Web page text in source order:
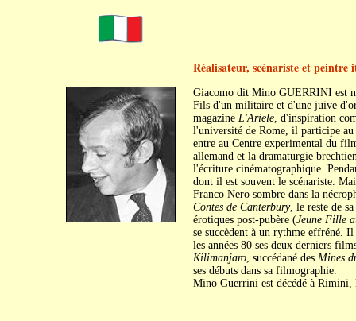
Réalisateur, scénariste et peintre
Giacomo dit Mino GUERRINI est
Fils d'un militaire et d'une juive
magazine L'Ariele, d'inspiration
l'université de Rome, il participe
entre au Centre experimental du
allemand et la dramaturgie
l'écriture cinématographique.
dont il est souvent le scénariste.
Franco Nero sombre dans la
Contes de Canterbury, le reste de
érotiques post-pubère (Jeune Fille
se succèdent à un rythme effréné.
les années 80 ses deux derniers
Kilimanjaro, succédané des Mines
ses débuts dans sa filmographie.
Mino Guerrini est décédé à Rimini,